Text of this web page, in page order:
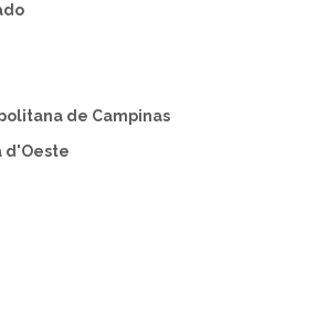
de Campinas
d'Oeste